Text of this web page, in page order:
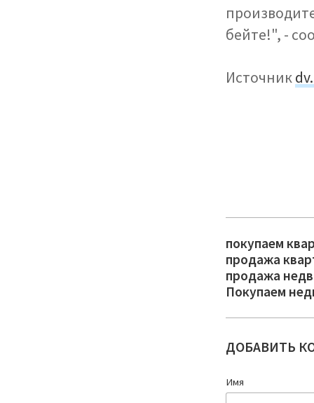
бейте!", -
Источник
покупаем
продажа
продажа
Покупаем
ДОБАВИТЬ
Имя